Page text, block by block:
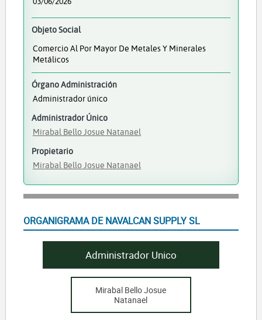
Objeto Social
Comercio Al Por Mayor De Metales Y Minerales
Metálicos
Órgano Administración
Administrador único
Administrador Único
Mirabal Bello Josue Natanael
Propietario
Mirabal Bello Josue Natanael
ORGANIGRAMA DE NAVALCAN SUPPLY SL
Administrador Unico
Mirabal Bello Josue
Natanael